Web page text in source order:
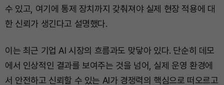
수 있고, 여기에 통제 장치까지 갖춰져야 실제 현장 적용에 대
한 신뢰가 생긴다고 설명했다.
이는 최근 기업 AI 시장의 흐름과도 맞닿아 있다. 단순히 데모
에서 인상적인 결과를 보여주는 것을 넘어, 실제 운영 환경에
서 안전하고 신뢰할 수 있는 AI가 경쟁력의 핵심으로 떠오르고